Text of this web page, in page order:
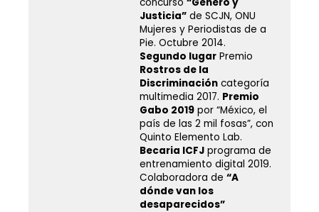
Justicia”de SCJN, ONU
Mujeres y Periodistas de a
Pie. Octubre 2014.
Segundo lugarPremio
Rostros de la
Discriminacióncategoría
multimedia 2017. Premio
Gabo 2019por “México, el
país de las 2 mil fosas”, con
Quinto Elemento Lab.
Becaria ICFJprograma de
entrenamiento digital 2019.
Colaboradora de “A
dónde van los
desaparecidos”